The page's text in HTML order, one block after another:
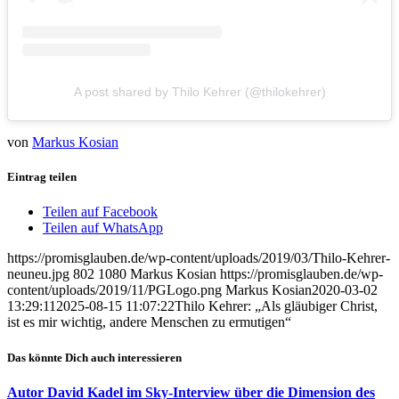
A post shared by Thilo Kehrer (@thilokehrer)
von Markus Kosian
Eintrag teilen
Teilen auf Facebook
Teilen auf WhatsApp
https://promisglauben.de/wp-content/uploads/2019/03/Thilo-Kehrer-
neuneu.jpg 802 1080 Markus Kosian https://promisglauben.de/wp-
content/uploads/2019/11/PGLogo.png Markus Kosian2020-03-02
13:29:11 2025-08-15 11:07:22Thilo Kehrer: „Als gläubiger Christ,
ist es mir wichtig, andere Menschen zu ermutigen“
Das könnte Dich auch interessieren
Autor David Kadel im Sky-Interview über die Dimension des